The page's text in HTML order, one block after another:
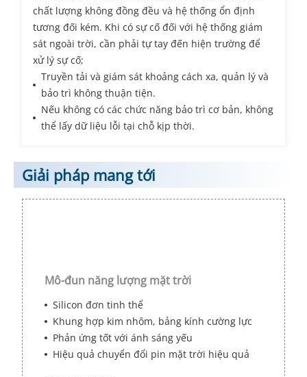
chất lượng không đồng đều và hệ thống ổn định
tương đối kém. Khi có sự cố đối với hệ thống giám
sát ngoài trời, cần phải tự tay đến hiện trường để
xử lý sự cố;
Truyền tải và giám sát khoảng cách xa, quản lý và
bảo trì không thuận tiện.
Nếu không có các chức năng bảo trì cơ bản, không
thể lấy dữ liệu lỗi tại chỗ kịp thời.
Giải pháp mang tới
Mô-đun năng lượng mặt trời
Silicon đơn tinh thể
Khung hợp kim nhôm, bảng kính cường lực
Phản ứng tốt với ánh sáng yếu
Hiệu quả chuyển đổi pin mặt trời hiệu quả